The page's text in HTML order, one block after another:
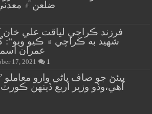
ضلعن ۾
شهيد به ڪراچي ۾ ڪيو ويو“:
عمران
17, 2021 1
پيئڻ جو صاف پاڻي وارو معاملو
آهي،وڏو وزير اربع ڏينهن